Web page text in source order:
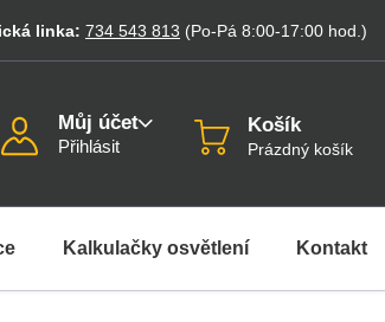
linka: 734 543 813 (Po-Pá 8:00-17:00 hod. )
Můj účet
Přihlásit
Košík
Prázdný košík
Kalkulačky osvětlení Kontakt